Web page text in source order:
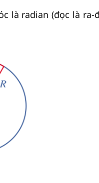
là radian (đọc là ra-